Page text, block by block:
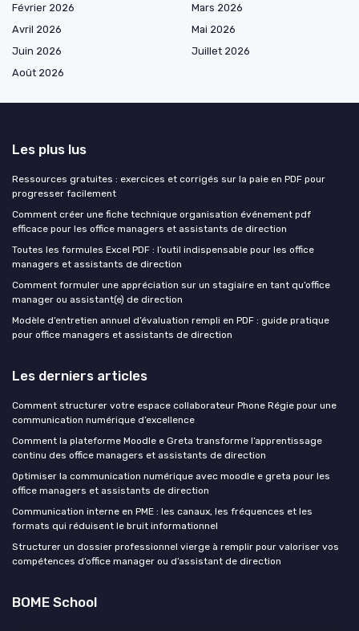
Février 2026
Mars 2026
Avril 2026
Mai 2026
Juin 2026
Juillet 2026
Août 2026
Les plus lus
Ressources gratuites : exercices et corrigés sur la paie en PDF pour
progresser facilement
Comment créer une fiche technique organisation événement pdf
efficace pour les office managers et assistants de direction
Toutes les formules Excel PDF : l’outil indispensable pour les office
managers et assistants de direction
Comment formuler une appréciation sur un stagiaire en tant qu’office
manager ou assistant(e) de direction
Modèle d’entretien annuel d’évaluation rempli en PDF : guide pratique
pour office managers et assistants de direction
Les derniers articles
Comment structurer votre espace collaborateur Phone Régie pour une
communication numérique d’excellence
Comment la plateforme Moodle e Greta transforme l’apprentissage
continu des office managers et assistants de direction
Optimiser la communication numérique avec moodle e greta pour les
office managers et assistants de direction
Communication interne en PME : les canaux, les fréquences et les
formats qui réduisent le bruit informationnel
Structurer un dossier professionnel vierge à remplir pour valoriser vos
compétences d’office manager ou d’assistant de direction
BOME School